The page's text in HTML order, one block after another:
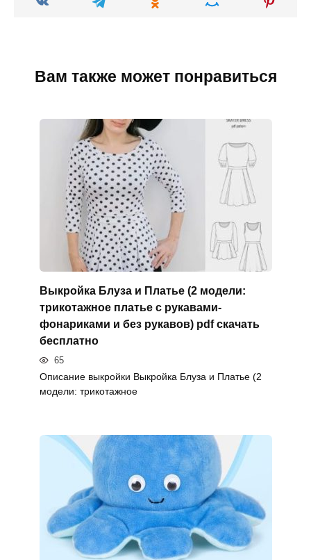
Вам также может понравиться
Выкройка Блуза и Платье (2 модели:
трикотажное платье с рукавами-
фонариками и без рукавов) pdf скачать
бесплатно
65
Описание выкройки Выкройка Блуза и Платье (2
модели: трикотажное